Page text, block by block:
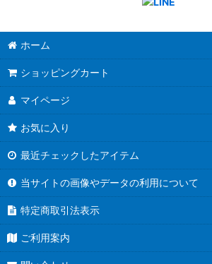
ホーム
ショッピングカート
マイページ
お気に入り
最近チェックしたアイテム
当サイトの画像やデータの利用について
特定商取引法表示
ご利用案内